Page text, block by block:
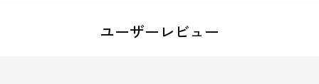
ユーザーレビュー